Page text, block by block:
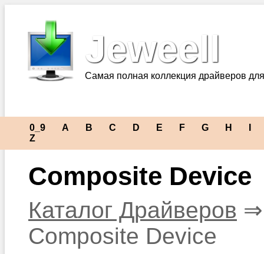
Jeweell
Самая полная коллекция драйверов
0_9 A B C D E F G H
Z
Composite Device
Каталог Драйверов
Composite Device